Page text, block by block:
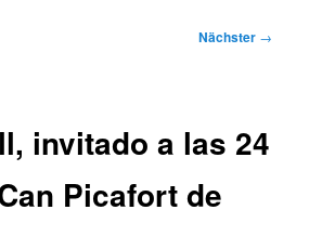
Nächster →
invitado a las 24
Picafort de